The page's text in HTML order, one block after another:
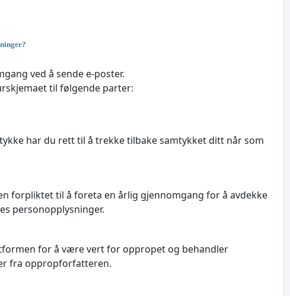
ved å sende e-poster.
til følgende parter:
har du rett til å trekke tilbake samtykket ditt når som
forpliktet til å foreta en årlig gjennomgang for å avdekke
personopplysninger.
for å være vert for oppropet og behandler
fra oppropforfatteren.